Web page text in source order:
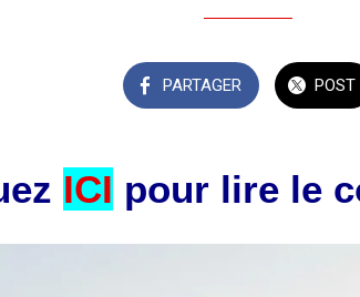
PARTAGER POST
ICI pour lire le